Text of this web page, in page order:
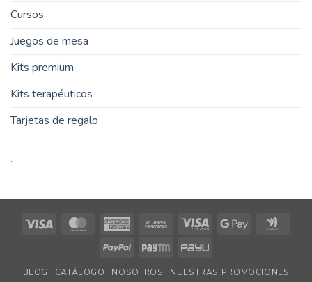
Cursos
Juegos de mesa
Kits premium
Kits terapéuticos
Tarjetas de regalo
.
Visa MasterCardAmerican
Bank
Visa
Google
PayPal Paytm PayU
BLOG CATÁLOGO NOSOTROS NUESTRAS PROMOCIONES